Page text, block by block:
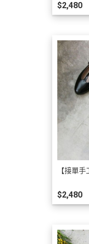
$2,480
【接單
$2,480